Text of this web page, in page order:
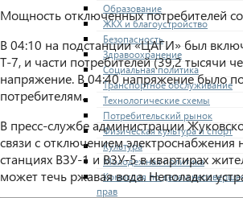
Образование
ЖКХ и благоустройство
Безопасность
Здравоохранение
Социальная политика
Транспортное обслуживание
Технологические схемы
Потребительский рынок
Физическая культура и спорт
Культура
Молодежная политика
Комиссия по делам
прав
Мощность отключенных потребителей
В 04:10 на подстанции «ЦАГИ» был
Т-7, и части потребителей (39,2 тысячи
напряжение. В 04:40 напряжение было
потребителям.
В пресс-службе администрации
связи с отключением электроснабжения
станциях ВЗУ-1 и ВЗУ-5 в квартирах
может течь ржавая вода. Неполадки